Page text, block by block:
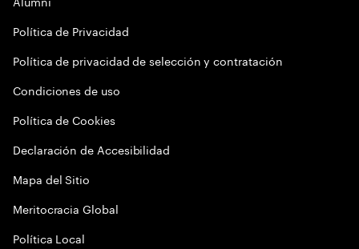
Política de Privacidad
Política de privacidad de selección y contratación
Condiciones de uso
Política de Cookies
Declaración de Accesibilidad
Mapa del Sitio
Meritocracia Global
Política Local